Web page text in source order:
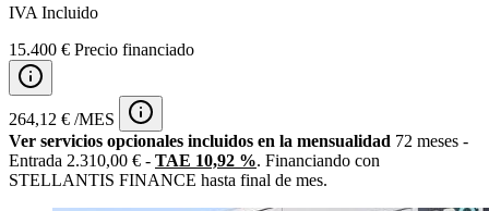
IVA Incluido
15.400 € Precio financiado
264,12 € /MES
Ver servicios opcionales incluidos en la mensualidad 72 meses -
Entrada 2.310,00 € - TAE 10,92 %. Financiando con
STELLANTIS FINANCE hasta final de mes.